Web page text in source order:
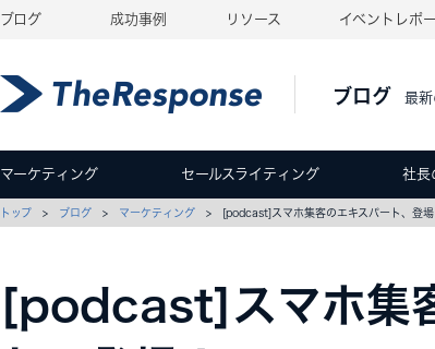
ブログ 成功事例 リソース イベントレポ
ブログ 最
マーケティング セールスライティング 社長
トップ > ブログ > マーケティング > [podcast]スマホ集客のエキスパート、登場
[podcast]スマホ集